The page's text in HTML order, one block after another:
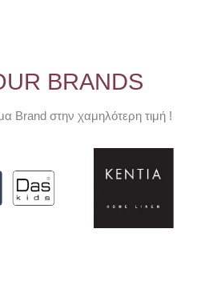
BRANDS
Brand στην χαμηλότερη τιμή !